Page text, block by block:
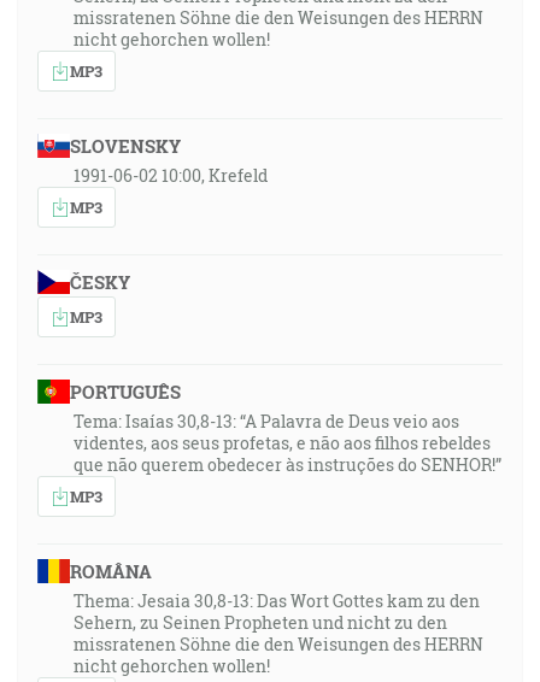
missratenen Söhne die den Weisungen des HERRN
nicht gehorchen wollen!
MP3
SLOVENSKY
1991-06-02 10:00, Krefeld
MP3
ČESKY
MP3
PORTUGUÊS
Tema: Isaías 30,8-13: “A Palavra de Deus veio aos
videntes, aos seus profetas, e não aos filhos rebeldes
que não querem obedecer às instruções do SENHOR!”
MP3
ROMÂNA
Thema: Jesaia 30,8-13: Das Wort Gottes kam zu den
Sehern, zu Seinen Propheten und nicht zu den
missratenen Söhne die den Weisungen des HERRN
nicht gehorchen wollen!